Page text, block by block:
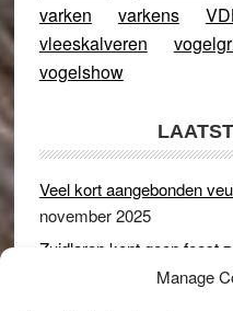
Manage
varken
varkens
vleeskalveren
vogelshow
Veel kort aangebonden
november 2025
Zuidlaren kent geen feest